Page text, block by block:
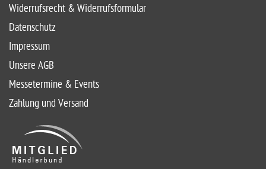
Widerrufsrecht & Widerrufsformular
Datenschutz
Impressum
Unsere AGB
Messetermine & Events
Zahlung und Versand